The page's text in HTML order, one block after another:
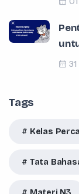
Tags
Kelas
Tata